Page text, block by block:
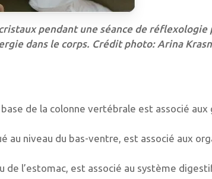
pendant une séance de
dans le corps. Crédit photo: Arina
base de la colonne vertébrale est associé aux
au niveau du bas-ventre, est associé aux
de l’estomac, est associé au système